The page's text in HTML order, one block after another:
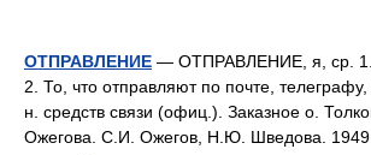
ОТПРАВЛЕНИЕ — ОТПРАВЛЕНИЕ, я, ср. 1.
2. То, что отправляют по почте,
н. средств связи (офиц.). Заказное о.
Ожегова. С.И. Ожегов, Н.Ю. Шведова.